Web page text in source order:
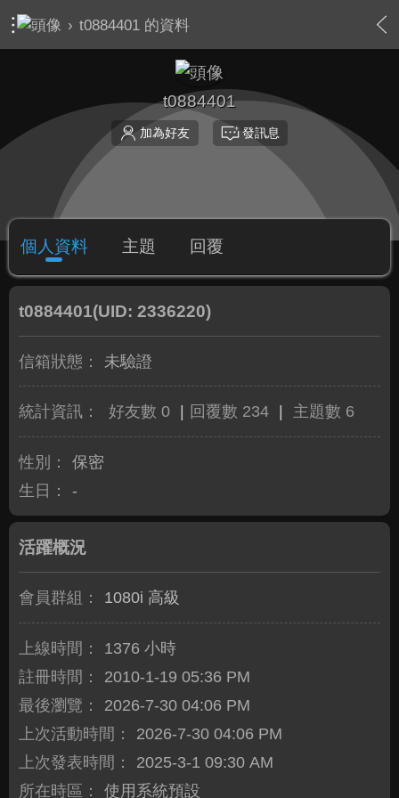
› t0884401 的資料
t0884401
加為好友 發訊息
個人資料 主題 回覆
t0884401(UID: 2336220)
信箱狀態： 未驗證
統計資訊： 好友數 0 回覆數 234 主題數 6
性別：
保密
生日：
-
活躍概況
會員群組： 1080i 高級
上線時間：
1376 小時
註冊時間：
2010-1-19 05:36 PM
最後瀏覽：
2026-7-30 04:06 PM
上次活動時間：
2026-7-30 04:06 PM
上次發表時間：
2025-3-1 09:30 AM
所在時區：
使用系統預設